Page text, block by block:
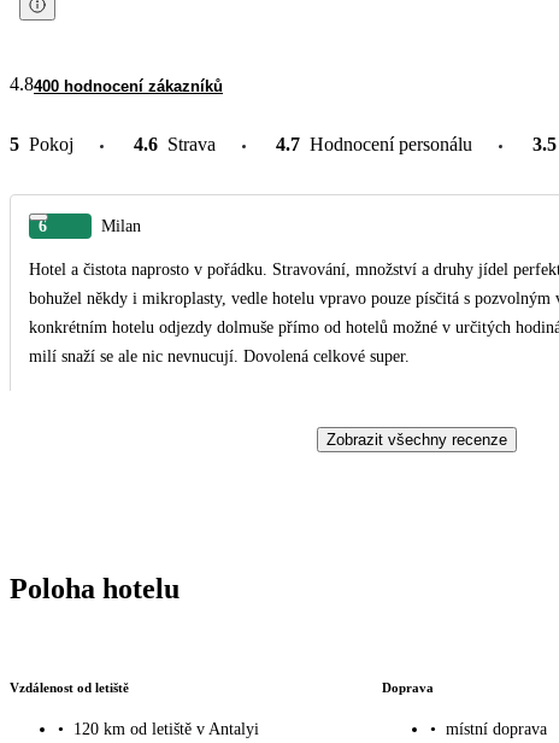
4.8400 hodnocení zákazníků
5 Pokoj 4.6 Strava 4.7 Hodnocení personálu 3.5
6 Milan
Hotel a čistota naprosto v pořádku. Stravování, množství a druhy jídel
bohužel někdy i mikroplasty, vedle hotelu vpravo pouze písčitá s pozvolným vstupem vhodná pro
konkrétním hotelu odjezdy dolmuše přímo od hotelů možné v určitých
milí snaží se ale nic nevnucují. Dovolená celkové super.
Zobrazit všechny recenze
Poloha hotelu
Vzdálenost od letiště
• 120 km od letiště v Antalyi
Doprava
• místní doprava